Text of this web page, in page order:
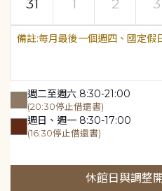
31
1 2 3
每月最後一個週四、國定假
週二至週六 8:30-21:00
(20:30停止借還書)
週日、週一 8:30-17:00
(16:30停止借還書)
休館日與調整